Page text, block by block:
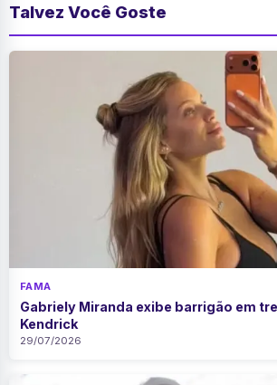
Talvez Você Goste
FAMA
Gabriely Miranda exibe barrigão em
Kendrick
29/07/2026